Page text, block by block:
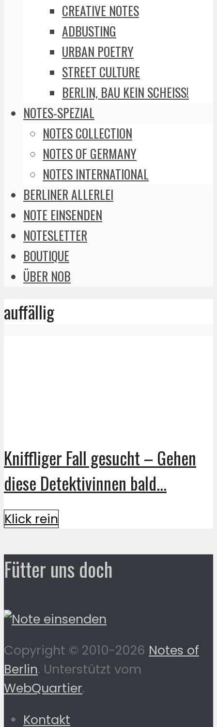
CREATIVE NOTES
ADBUSTING
URBAN POETRY
STREET CULTURE
BERLIN, BAU KEIN SCHEISS!
NOTES-SPEZIAL
NOTES COLLECTION
NOTES OF GERMANY
NOTES INTERNATIONAL
BERLINER ALLERLEI
NOTE EINSENDEN
NOTESLETTER
BOUTIQUE
ÜBER NOB
auffällig
Kniffliger Fall gesucht – Gehen
diese Detektivinnen bald...
Klick rein
Fütter uns doch
Copyright © 2010-2026 Notes of
Berlin. Unterstützt vom
WebQuartier.
Kontakt